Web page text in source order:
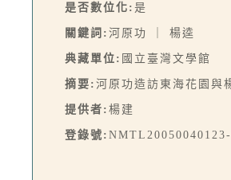
是否數位化: 是
關鍵詞: 河原功 ｜ 楊逵
典藏單位: 國立臺灣文學館
摘要: 河原功造訪東海花園與
提供者: 楊建
登錄號: